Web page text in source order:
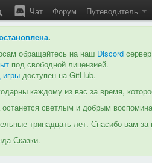
Чат Форум Путеводитель
.
обращайтесь на наш Discord
под свободной лицензией.
игры доступен на GitHub.
каждому из вас за время,
светлым и добрым
тринадцать лет. Спасибо вам за
Сказки.